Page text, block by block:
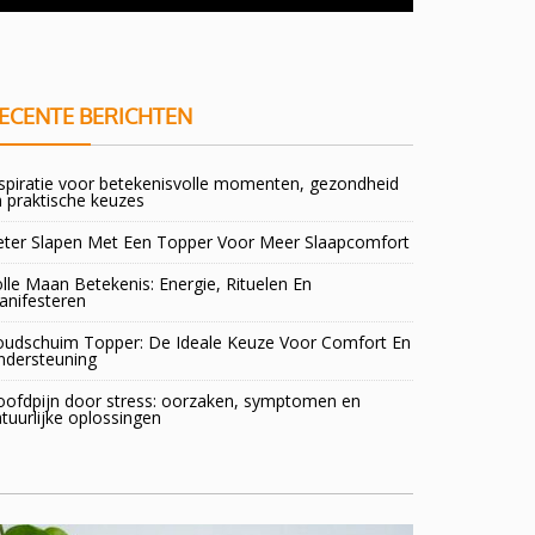
BERICHTEN
voor betekenisvolle momenten, gezondheid
praktische keuzes
Slapen Met Een Topper Voor Meer Slaapcomfort
Maan Betekenis: Energie, Rituelen En
Topper: De Ideale Keuze Voor Comfort En
door stress: oorzaken, symptomen en
oplossingen